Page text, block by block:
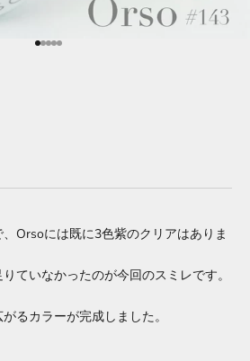
項目に移動する 1
項目に移動する 2
項目に移動する 3
項目に移動する 4
項目に移動する 5
Orsoには既に3色紫のクリアはありま
ていなかったのが今回のスミレです。
るカラーが完成しました。